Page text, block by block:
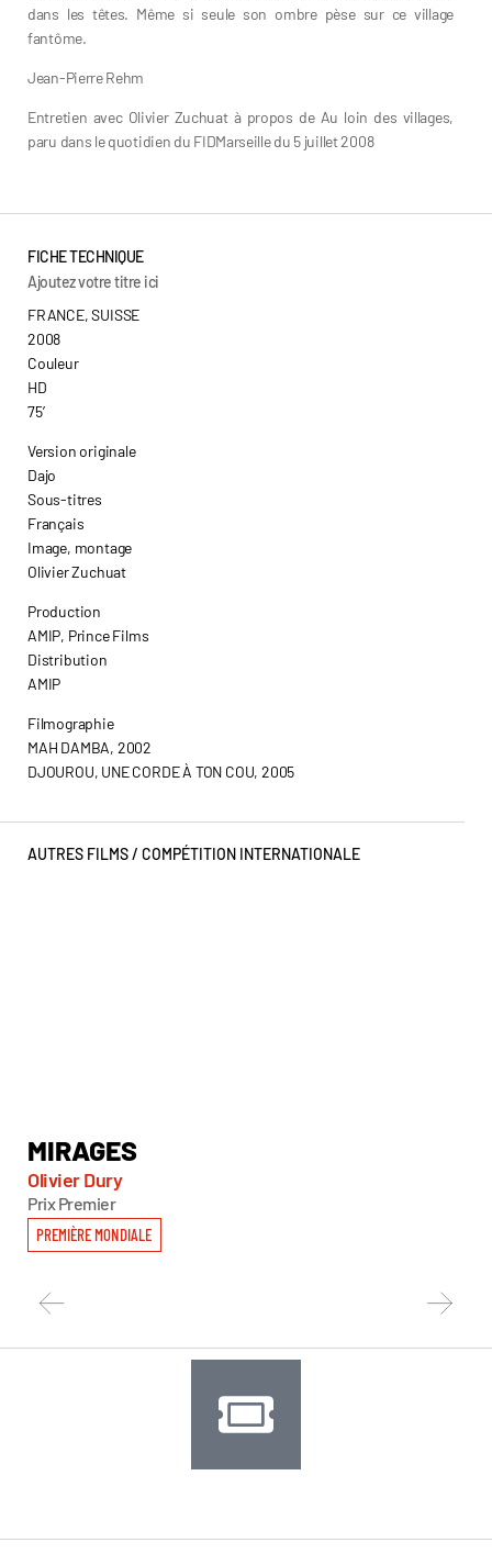
dans les têtes. Même si seule son ombre pèse sur ce village
fantôme.
Jean-Pierre Rehm
Entretien avec Olivier Zuchuat à propos de Au loin des villages,
paru dans le quotidien du FIDMarseille du 5 juillet 2008
FICHE TECHNIQUE
Ajoutez votre titre ici
FRANCE, SUISSE
2008
Couleur
HD
75’
Version originale
Dajo
Sous-titres
Français
Image, montage
Olivier Zuchuat
Production
AMIP, Prince Films
Distribution
AMIP
Filmographie
MAH DAMBA, 2002
DJOUROU, UNE CORDE À TON COU, 2005
AUTRES FILMS / COMPÉTITION INTERNATIONALE
MIRAGES
Olivier Dury
Prix Premier
PREMIÈRE MONDIALE